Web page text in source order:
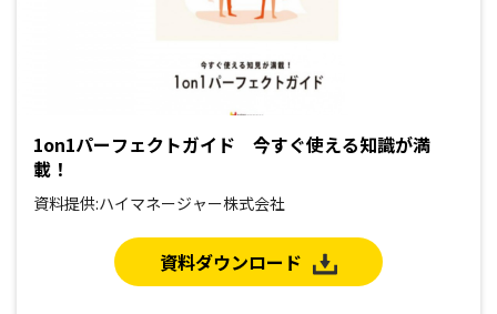
1on1パーフェクトガイド 今すぐ使える知識が満
載！
資料提供:ハイマネージャー株式会社
資料ダウンロード